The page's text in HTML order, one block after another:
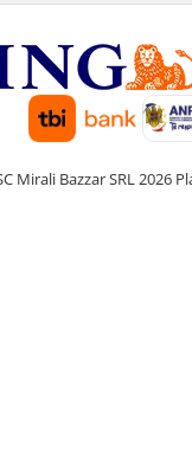
Mirali Bazzar SRL 2026